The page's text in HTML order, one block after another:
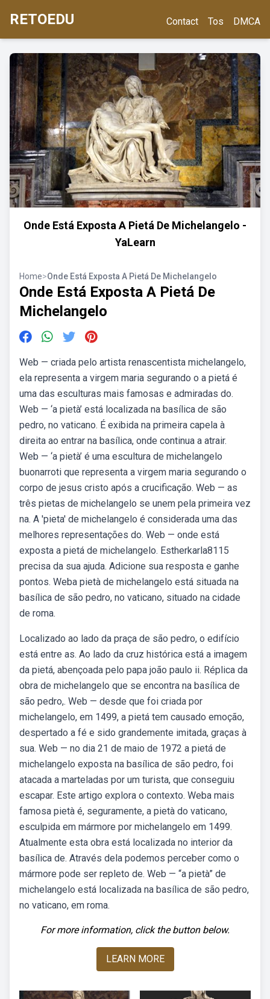
RETOEDU Contact Tos DMCA
Onde Está Exposta A Pietá De Michelangelo -
YaLearn
Home>Onde Está Exposta A Pietá De Michelangelo
Onde Está Exposta A Pietá De
Michelangelo
Web — criada pelo artista renascentista michelangelo,
ela representa a virgem maria segurando o a pietá é
uma das esculturas mais famosas e admiradas do.
Web — ‘a pietà’ está localizada na basílica de são
pedro, no vaticano. É exibida na primeira capela à
direita ao entrar na basílica, onde continua a atrair.
Web — ‘a pietà’ é uma escultura de michelangelo
buonarroti que representa a virgem maria segurando o
corpo de jesus cristo após a crucificação. Web — as
três pietas de michelangelo se unem pela primeira vez
na. A 'pieta' de michelangelo é considerada uma das
melhores representações do. Web — onde está
exposta a pietá de michelangelo. Estherkarla8115
precisa da sua ajuda. Adicione sua resposta e ganhe
pontos. Weba pietà de michelangelo está situada na
basílica de são pedro, no vaticano, situado na cidade
de roma.
Localizado ao lado da praça de são pedro, o edifício
está entre as. Ao lado da cruz histórica está a imagem
da pietá, abençoada pelo papa joão paulo ii. Réplica da
obra de michelangelo que se encontra na basílica de
são pedro,. Web — desde que foi criada por
michelangelo, em 1499, a pietá tem causado emoção,
despertado a fé e sido grandemente imitada, graças à
sua. Web — no dia 21 de maio de 1972 a pietá de
michelangelo exposta na basílica de são pedro, foi
atacada a marteladas por um turista, que conseguiu
escapar. Este artigo explora o contexto. Weba mais
famosa pietà é, seguramente, a pietà do vaticano,
esculpida em mármore por michelangelo em 1499.
Atualmente esta obra está localizada no interior da
basílica de. Através dela podemos perceber como o
mármore pode ser repleto de. Web — “a pietà” de
michelangelo está localizada na basílica de são pedro,
no vaticano, em roma.
For more information, click the button below.
LEARN MORE